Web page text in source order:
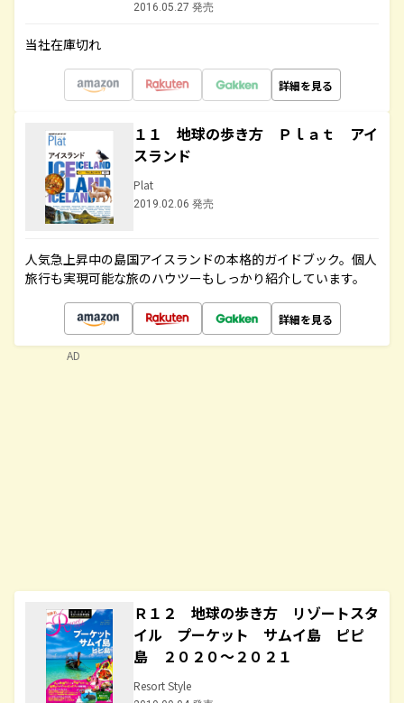
2016.05.27 発売
当社在庫切れ
詳細を見る
１１ 地球の歩き方 Ｐｌａｔ アイ
スランド
Plat
2019.02.06 発売
人気急上昇中の島国アイスランドの本格的ガイドブック。個人
旅行も実現可能な旅のハウツーもしっかり紹介しています。
詳細を見る
Ｒ１２ 地球の歩き方 リゾートスタ
イル プーケット サムイ島 ピピ
島 ２０２０～２０２１
Resort Style
AD